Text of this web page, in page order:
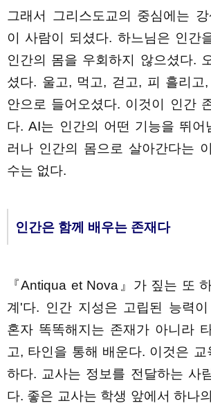
그래서 그리스도교의 중심에는
이 사람이 되셨다. 하느님은 인간
인간의 몸을 우회하지 않으셨다.
셨다. 울고, 먹고, 걷고, 피 흘리고
안으로 들어오셨다. 이것이 인간
다. AI는 인간의 어떤 기능을 뛰어
러나 인간의 몸으로 살아간다는
수는 없다.
인간은 함께 배우는 존재다
『Antiqua et Nova』가 짚는 또
계'다. 인간 지성은 고립된 능력
혼자 똑똑해지는 존재가 아니라
고, 타인을 통해 배운다. 이것은 교
하다. 교사는 정보를 전달하는 사
다. 좋은 교사는 학생 앞에서 하나